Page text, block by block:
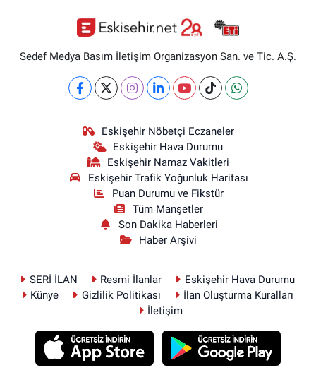
Sedef Medya Basım İletişim Organizasyon San. ve Tic. A.Ş.
Eskişehir Nöbetçi Eczaneler
Eskişehir Hava Durumu
Eskişehir Namaz Vakitleri
Eskişehir Trafik Yoğunluk Haritası
Puan Durumu ve Fikstür
Tüm Manşetler
Son Dakika Haberleri
Haber Arşivi
SERİ İLAN Resmi İlanlar
Eskişehir Hava Durumu
Künye
Gizlilik Politikası
İlan Oluşturma Kuralları
İletişim